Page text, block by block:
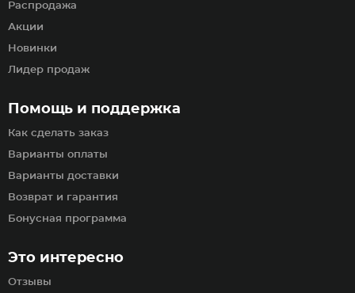
Помощь и поддержка
Как сделать заказ
Варианты оплаты
Варианты доставки
Возврат и гарантия
Бонусная программа
Распродажа
Акции
Новинки
Лидер продаж
Это интересно
Отзывы